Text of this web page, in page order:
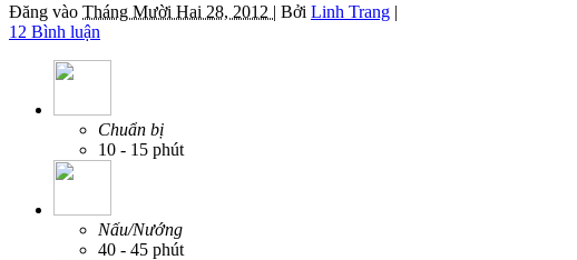
Đăng vào Tháng Mười Hai 28, 2012 | Bởi Linh Trang |
12 Bình luận
Chuẩn bị
10 - 15 phút
Nấu/Nướng
40 - 45 phút